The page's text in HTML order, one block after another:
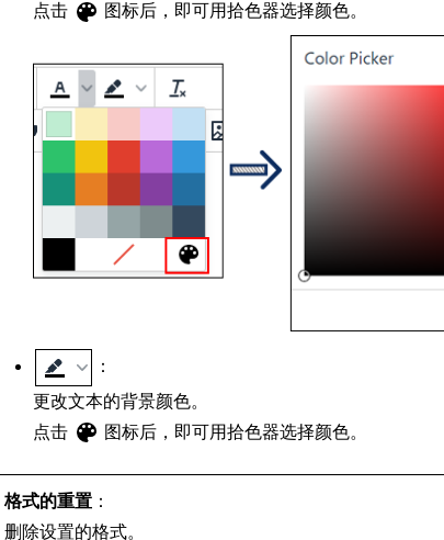
点击
图标后，即可用拾色器选择颜色。
：
更改文本的背景颜色。
点击
图标后，即可用拾色器选择颜色。
格式的重置 ：
删除设置的格式。